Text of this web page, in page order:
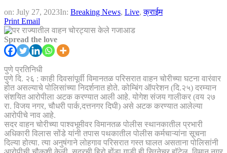
on: July 27, 2023In: Breaking News, Live,क्राईम
Print Email
Spread the love
पुणे प्रतिनिधी
पुणे दि. २६ : काही दिवसांपूर्वी विमानतळ परिसरात वाहन चोरीच्या घटना वारंवार
होत असल्याचे पोलिसांच्या निदर्शनात होते. कोम्बिंग ऑपरेशन (दि.२५) दरम्यान
संशयित आरोपीला अटक करण्यात आली आहे. योगेश संजय गालीकर (वय २७
रा. विजय नगर, चौधरी पार्क,दत्तनगर दिघी) असे अटक करण्यात आलेल्या
आरोपीचे नाव आहे.
सदर वाहन चोरीच्या पाश्वभूमीवर विमानतळ पोलीस स्थानकातील प्रभारी
अधिकारी विलास सोंडे यांनी तपास पथकातील पोलीस कर्मचाऱ्यांना सूचना
दिल्या होत्या. त्या अनुषंगाने लोहगाव परिसरात गस्त घालत असताना पोलिसांनी